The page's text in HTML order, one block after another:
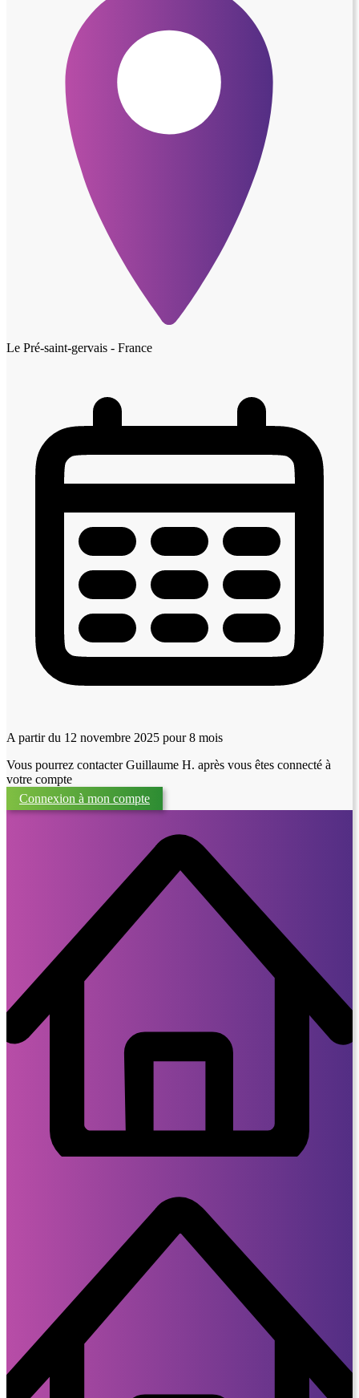
Le Pré-saint-gervais - France
A partir du 12 novembre 2025 pour 8 mois
Vous pourrez contacter Guillaume H. après vous êtes connecté à
votre compte
Connexion à mon compte